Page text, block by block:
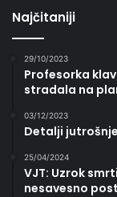
Najčitaniji
29/10/2023
Profesorka
stradala na
03/12/2023
Detalji
25/04/2024
VJT: Uzrok
nesavesno